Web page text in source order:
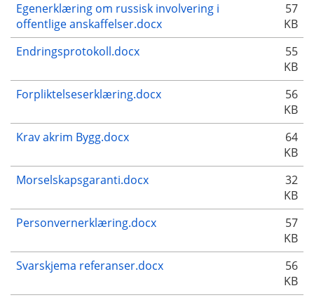
Egenerklæring om russisk involvering i
offentlige anskaffelser.docx
57
KB
Endringsprotokoll.docx
55
KB
Forpliktelseserklæring.docx
56
KB
Krav akrim Bygg.docx
64
KB
Morselskapsgaranti.docx
32
KB
Personvernerklæring.docx
57
KB
Svarskjema referanser.docx
56
KB